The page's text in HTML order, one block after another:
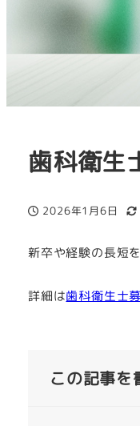
歯科衛生
投稿日
2026年1月6日
更
新卒や経験の長短
詳細は歯科衛生士
この記事を